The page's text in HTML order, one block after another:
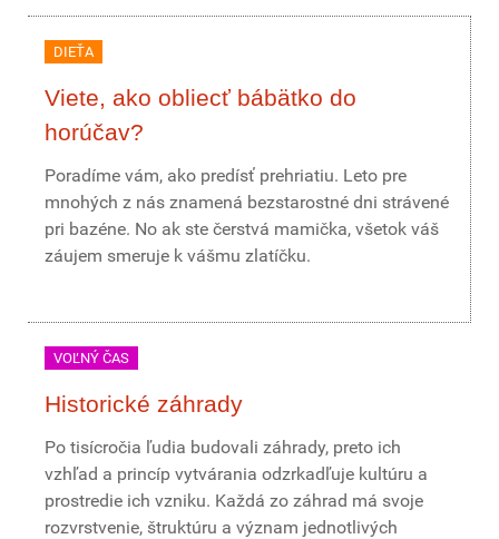
DIEŤA
Viete, ako obliecť bábätko do
horúčav?
Poradíme vám, ako predísť prehriatiu. Leto pre
mnohých z nás znamená bezstarostné dni strávené
pri bazéne. No ak ste čerstvá mamička, všetok váš
záujem smeruje k vášmu zlatíčku.
VOĽNÝ ČAS
Historické záhrady
Po tisícročia ľudia budovali záhrady, preto ich
vzhľad a princíp vytvárania odzrkadľuje kultúru a
prostredie ich vzniku. Každá zo záhrad má svoje
rozvrstvenie, štruktúru a význam jednotlivých